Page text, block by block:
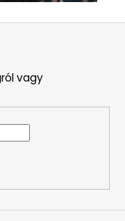
vagy